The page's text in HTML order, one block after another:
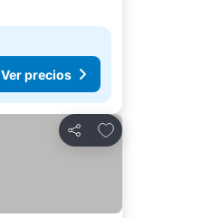
Ver precios
Compartir
Añadir a favoritos